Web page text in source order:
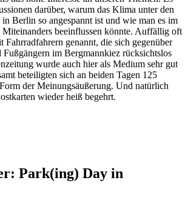
darüber, warum das Klima unter den
Berlin so angespannt ist und wie man es im
Miteinanders beeinflussen könnte. Auffällig oft
genannt, die sich gegenüber
Fußgängern im Bergmannkiez rücksichtslos
wurde auch hier als Medium sehr gut
beteiligten sich an beiden Tagen 125
der Meinungsäußerung. Und natürlich
wieder heiß begehrt.
Park(ing) Day in